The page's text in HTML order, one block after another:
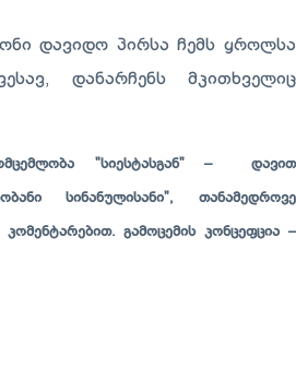
დავიდო პირსა ჩემს ყროლსა
დანარჩენს მკითხველიც
"სიესტასგან" – დავით
სინანულისანი", თანამედროვე
გამოცემის კონცეფცია –